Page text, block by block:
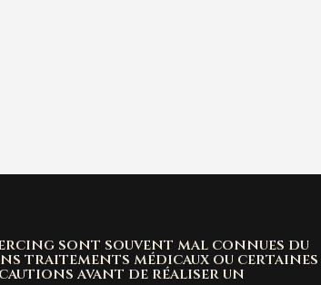
sont souvent mal connues du
traitements médicaux ou certaines
avant de réaliser un